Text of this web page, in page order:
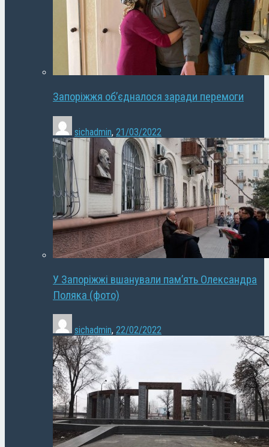
Запоріжжя об’єдналося заради перемоги
sichadmin, 21/03/2022
У Запоріжжі вшанували пам’ять Олександра
Поляка (фото)
sichadmin, 22/02/2022